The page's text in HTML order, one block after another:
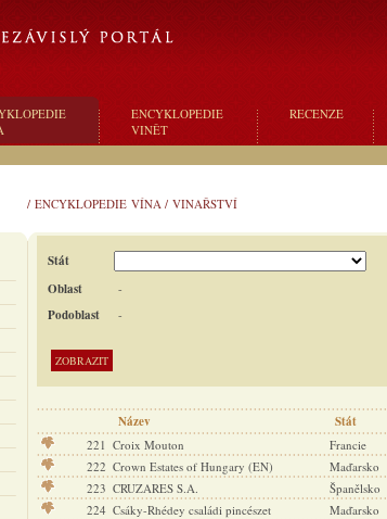
ENCYKLOPEDIE
VINĚT
RECENZE
/ ENCYKLOPEDIE VÍNA / VINAŘSTVÍ
Stát
Oblast
-
Podoblast -
Název Stát
221 Croix Mouton Francie
222 Crown Estates of Hungary (EN) Maďarsko
223 CRUZARES S.A.
Španělsko
224 Csáky-Rhédey családi pincészet Maďarsko